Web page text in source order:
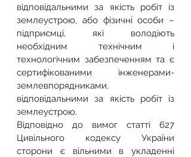
відповідальними за якість робіт із
землеустрою, або фізичні особи –
підприємці, які володіють
необхідним технічним і
технологічним забезпеченням та є
сертифікованими інженерами-
землевпорядниками,
відповідальними за якість робіт із
землеустрою.
Відповідно до вимог статті 627
Цивільного кодексу України
сторони є вільними в укладенні